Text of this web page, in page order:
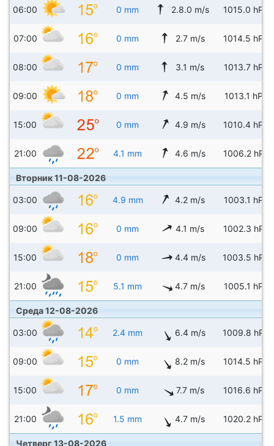
06:00 0 mm 2.8.0 m/s 1015.0 hPa
07:00 0 mm 2.7 m/s 1014.5 hPa
08:00 0 mm 3.1 m/s 1013.7 hPa
09:00 0 mm 4.5 m/s 1013.1 hPa
15:00 0 mm 4.9 m/s 1010.4 hPa
21:00 4.1 mm 4.6 m/s 1006.2 hPa
Вторник 11-08-2026
03:00 4.9 mm 4.2 m/s 1003.1 hPa
09:00 0 mm 4.1 m/s 1002.3 hPa
15:00 0 mm 4.4 m/s 1003.5 hPa
21:00 5.1 mm 4.7 m/s 1005.1 hPa
Среда 12-08-2026
03:00 2.4 mm 6.4 m/s 1009.8 hPa
09:00 0 mm 8.2 m/s 1014.5 hPa
15:00 0 mm 7.7 m/s 1016.6 hPa
21:00 1.5 mm 4.7 m/s 1020.2 hPa
Четверг 13-08-2026